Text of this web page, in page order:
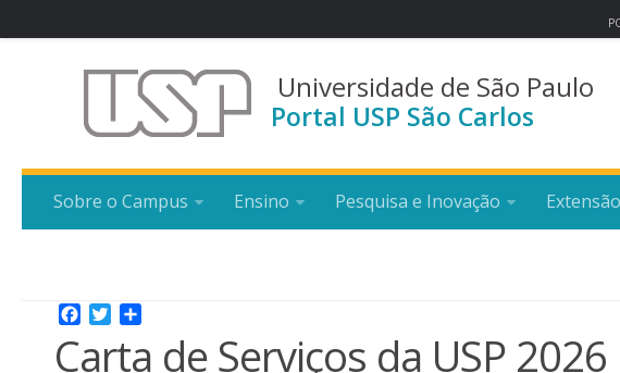
Universidade de São Paulo
Portal USP São Carlos
Sobre o Campus Ensino Pesquisa e Inovação
Facebook
Twitter
Carta de Serviços da USP 2026